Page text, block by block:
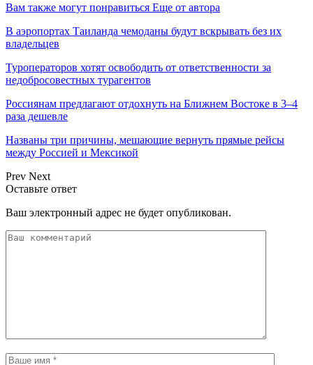
Вам также могут понравиться Еще от автора
В аэропортах Таиланда чемоданы будут вскрывать без их
владельцев
Туроператоров хотят освободить от ответственности за
недобросовестных турагентов
Россиянам предлагают отдохнуть на Ближнем Востоке в 3–4
раза дешевле
Названы три причины, мешающие вернуть прямые рейсы
между Россией и Мексикой
Prev Next
Оставьте ответ
Ваш электронный адрес не будет опубликован.